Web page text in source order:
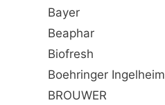
Bayer
Beaphar
Biofresh
Boehringer Ingelheim
BROUWER